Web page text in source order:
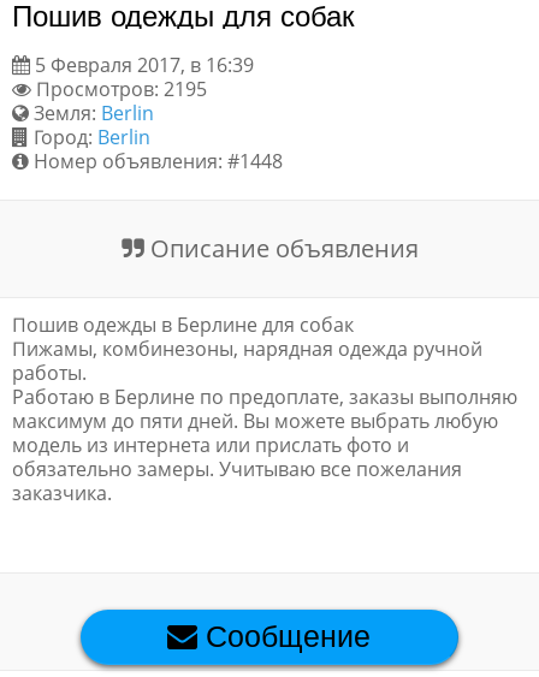
Помощь
Обратная связь
Пошив одежды для собак
5 Февраля 2017, в 16:39
Просмотров: 2195
Земля: Berlin
Город: Berlin
Номер объявления: #1448
Описание объявления
Пошив одежды в Берлине для собак
Пижамы, комбинезоны, нарядная одежда ручной
работы.
Работаю в Берлине по предоплате, заказы выполняю
максимум до пяти дней. Вы можете выбрать любую
модель из интернета или прислать фото и
обязательно замеры. Учитываю все пожелания
заказчика.
Премиум объявления
Сообщение